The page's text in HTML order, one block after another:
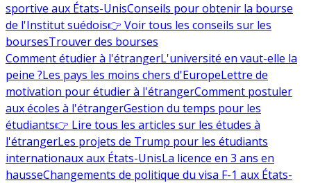
sportive aux États-UnisConseils pour obtenir la bourse
de l'Institut suédois👉 Voir tous les conseils sur les
boursesTrouver des bourses
Comment étudier à l'étrangerL'université en vaut-elle la
peine ?Les pays les moins chers d'EuropeLettre de
motivation pour étudier à l'étrangerComment postuler
aux écoles à l'étrangerGestion du temps pour les
étudiants👉 Lire tous les articles sur les études à
l'étrangerLes projets de Trump pour les étudiants
internationaux aux États-UnisLa licence en 3 ans en
hausseChangements de politique du visa F-1 aux États-